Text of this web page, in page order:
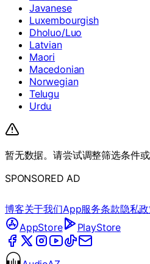
Javanese
Luxembourgish
Dholuo/Luo
Latvian
Maori
Macedonian
Norwegian
Telugu
Urdu
暂无数据。请尝试调整筛选条件或
SPONSORED AD
博客关于我们App服务条款隐私
AppStore
PlayStore